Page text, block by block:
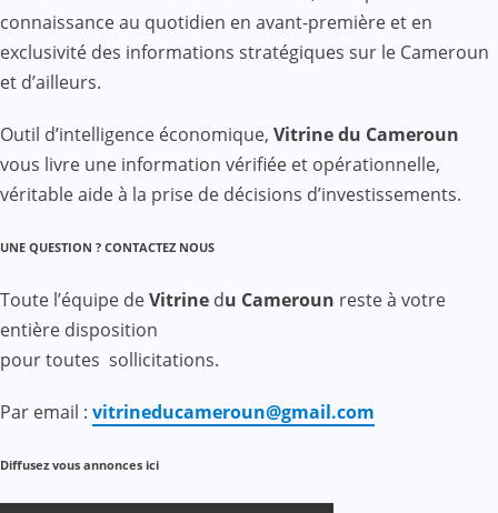
connaissance au quotidien en avant-première et en
exclusivité des informations stratégiques sur le Cameroun
et d’ailleurs.
Outil d’intelligence économique, Vitrine du Cameroun
vous livre une information vérifiée et opérationnelle,
véritable aide à la prise de décisions d’investissements.
UNE QUESTION ? CONTACTEZ NOUS
Toute l’équipe deVitrine du Cameroun reste à votre
entière disposition
pour toutes sollicitations.
Par email : vitrineducameroun@gmail.com
Diffusez vous annonces ici